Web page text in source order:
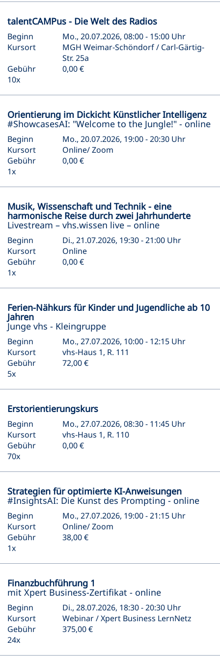
talentCAMPus - Die Welt des Radios
Beginn
Mo., 20.07.2026, 08:00 - 15:00 Uhr
Kursort
MGH Weimar-Schöndorf / Carl-Gärtig-
Str. 25a
Gebühr
0,00 €
10x
Orientierung im Dickicht Künstlicher Intelligenz
#ShowcasesAI: "Welcome to the Jungle!" - online
Beginn
Mo., 20.07.2026, 19:00 - 20:30 Uhr
Kursort
Online/ Zoom
Gebühr
0,00 €
1x
Musik, Wissenschaft und Technik - eine
harmonische Reise durch zwei Jahrhunderte
Livestream – vhs.wissen live – online
Beginn
Di., 21.07.2026, 19:30 - 21:00 Uhr
Kursort
Online
Gebühr
0,00 €
1x
Ferien-Nähkurs für Kinder und Jugendliche ab 10
Jahren
Junge vhs - Kleingruppe
Beginn
Mo., 27.07.2026, 10:00 - 12:15 Uhr
Kursort
vhs-Haus 1, R. 111
Gebühr
72,00 €
5x
Erstorientierungskurs
Beginn
Mo., 27.07.2026, 08:30 - 11:45 Uhr
Kursort
vhs-Haus 1, R. 110
Gebühr
0,00 €
70x
Strategien für optimierte KI-Anweisungen
#InsightsAI: Die Kunst des Prompting - online
Beginn
Mo., 27.07.2026, 19:00 - 21:15 Uhr
Kursort
Online/ Zoom
Gebühr
38,00 €
1x
Finanzbuchführung 1
mit Xpert Business-Zertifikat - online
Beginn
Di., 28.07.2026, 18:30 - 20:30 Uhr
Kursort
Webinar / Xpert Business LernNetz
Gebühr
375,00 €
24x